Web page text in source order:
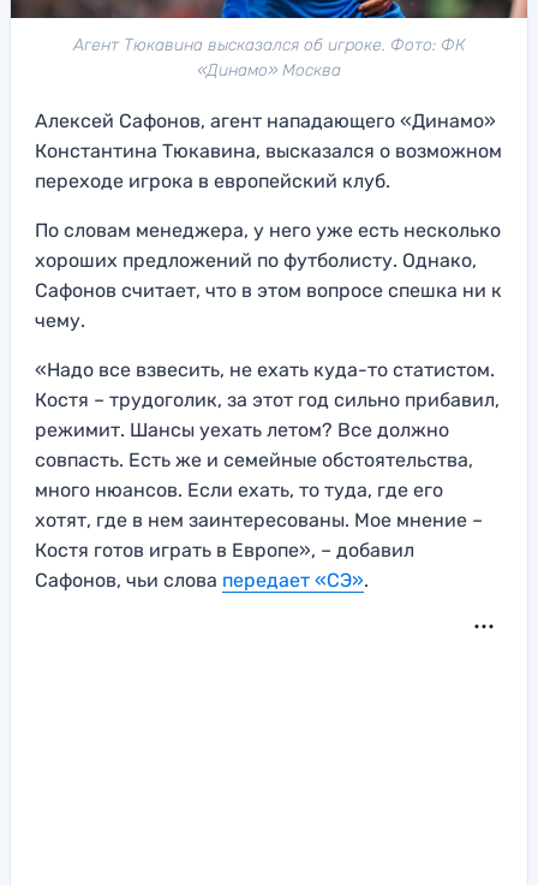
Агент Тюкавина высказался об игроке. Фото: ФК
«Динамо» Москва
Алексей Сафонов, агент нападающего «Динамо»
Константина Тюкавина, высказался о возможном
переходе игрока в европейский клуб.
По словам менеджера, у него уже есть несколько
хороших предложений по футболисту. Однако,
Сафонов считает, что в этом вопросе спешка ни к
чему.
«Надо все взвесить, не ехать куда-то статистом.
Костя – трудоголик, за этот год сильно прибавил,
режимит. Шансы уехать летом? Все должно
совпасть. Есть же и семейные обстоятельства,
много нюансов. Если ехать, то туда, где его
хотят, где в нем заинтересованы. Мое мнение –
Костя готов играть в Европе», – добавил
Сафонов, чьи слова передает «СЭ».